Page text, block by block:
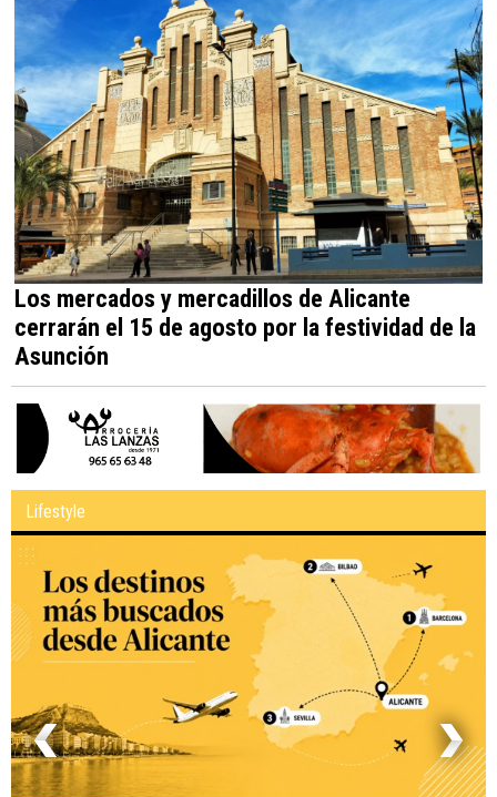
Los mercados y mercadillos de Alicante
cerrarán el 15 de agosto por la festividad de la
Asunción
Lifestyle